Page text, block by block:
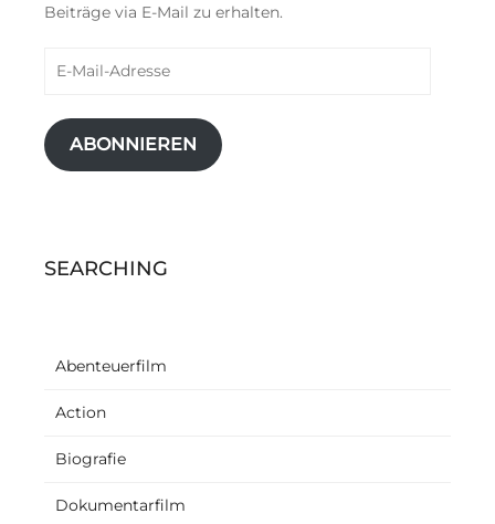
Beiträge via E-Mail zu erhalten.
Mail-
ABONNIEREN
SEARCHING
Abenteuerfilm
Action
Biografie
Dokumentarfilm